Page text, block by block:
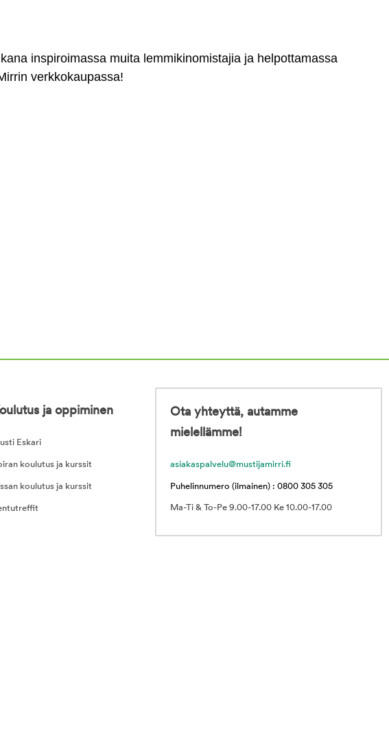
inspiroimassa muita lemmikinomistajia ja helpottamassa
verkkokaupassa!
ja oppiminen
Eskari
koulutus ja kurssit
koulutus ja kurssit
Ota yhteyttä, autamme
mielellämme!
asiakaspalvelu@mustijamirri.fi
Puhelinnumero (ilmainen) : 0800 305 305
Ma-Ti & To-Pe 9.00-17.00 Ke 10.00-17.00